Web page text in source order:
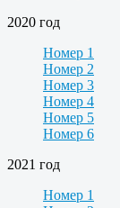
2020 год
Номер 1
Номер 2
Номер 3
Номер 4
Номер 5
Номер 6
2021 год
Номер 1